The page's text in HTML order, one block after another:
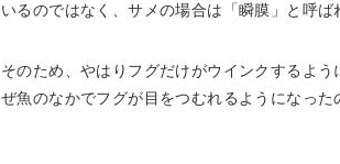
いるのではなく、サメの場合は「瞬膜」と呼
そのため、やはりフグだけがウインクするよ
ぜ魚のなかでフグが目をつむれるようになっ